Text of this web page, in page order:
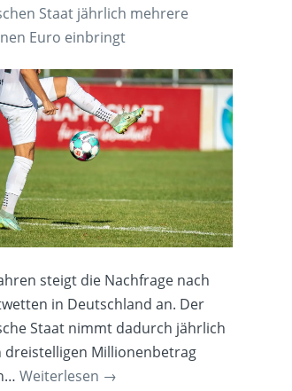
Staat jährlich mehrere
Euro einbringt
steigt die Nachfrage nach
in Deutschland an. Der
Staat nimmt dadurch jährlich
dreistelligen Millionenbetrag
Weiterlesen →